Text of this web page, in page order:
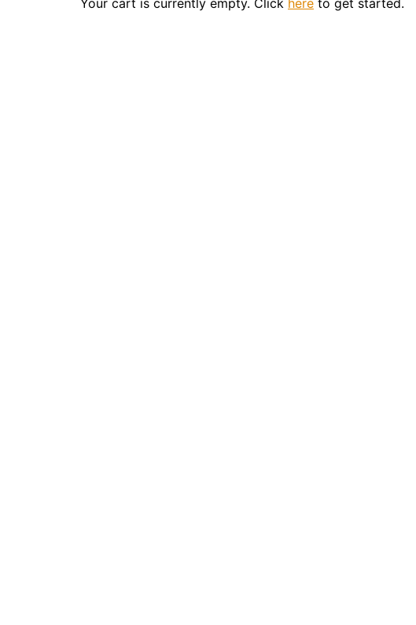
Your cart is currently empty. Click here to get started.